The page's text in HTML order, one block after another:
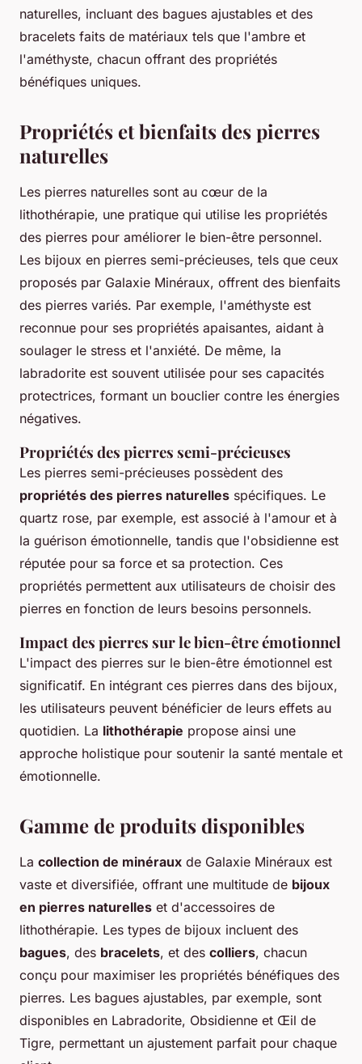
naturelles, incluant des bagues ajustables et des
bracelets faits de matériaux tels que l'ambre et
l'améthyste, chacun offrant des propriétés
bénéfiques uniques.
Propriétés et bienfaits des pierres
naturelles
Les pierres naturelles sont au cœur de la
lithothérapie, une pratique qui utilise les propriétés
des pierres pour améliorer le bien-être personnel.
Les bijoux en pierres semi-précieuses, tels que ceux
proposés par Galaxie Minéraux, offrent des bienfaits
des pierres variés. Par exemple, l'améthyste est
reconnue pour ses propriétés apaisantes, aidant à
soulager le stress et l'anxiété. De même, la
labradorite est souvent utilisée pour ses capacités
protectrices, formant un bouclier contre les énergies
négatives.
Propriétés des pierres semi-précieuses
Les pierres semi-précieuses possèdent des
propriétés des pierres naturelles spécifiques. Le
quartz rose, par exemple, est associé à l'amour et à
la guérison émotionnelle, tandis que l'obsidienne est
réputée pour sa force et sa protection. Ces
propriétés permettent aux utilisateurs de choisir des
pierres en fonction de leurs besoins personnels.
Impact des pierres sur le bien-être émotionnel
L'impact des pierres sur le bien-être émotionnel est
significatif. En intégrant ces pierres dans des bijoux,
les utilisateurs peuvent bénéficier de leurs effets au
quotidien. La lithothérapie propose ainsi une
approche holistique pour soutenir la santé mentale et
émotionnelle.
Gamme de produits disponibles
La collection de minéraux de Galaxie Minéraux est
vaste et diversifiée, offrant une multitude de bijoux
en pierres naturelles et d'accessoires de
lithothérapie. Les types de bijoux incluent des
bagues, des bracelets, et des colliers, chacun
conçu pour maximiser les propriétés bénéfiques des
pierres. Les bagues ajustables, par exemple, sont
disponibles en Labradorite, Obsidienne et Œil de
Tigre, permettant un ajustement parfait pour chaque